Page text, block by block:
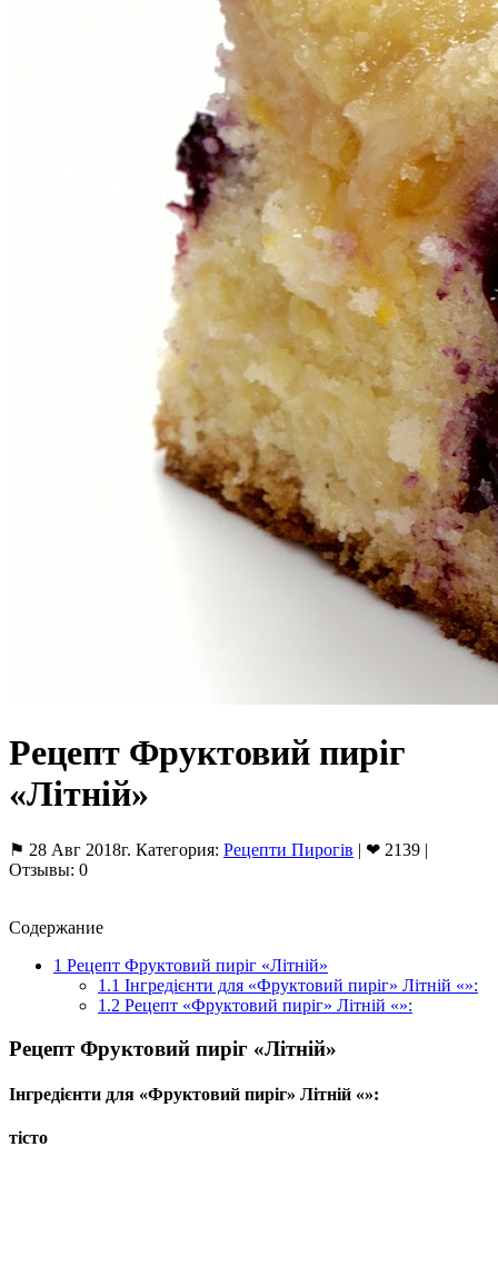
Рецепт Фруктовий пиріг
«Літній»
⚑ 28 Авг 2018г. Категория: Рецепти Пирогів | ❤ 2139 |
Отзывы: 0
Содержание
1 Рецепт Фруктовий пиріг «Літній»
1.1 Інгредієнти для «Фруктовий пиріг» Літній «»:
1.2 Рецепт «Фруктовий пиріг» Літній «»:
Рецепт Фруктовий пиріг «Літній»
Інгредієнти для «Фруктовий пиріг» Літній «»:
тісто